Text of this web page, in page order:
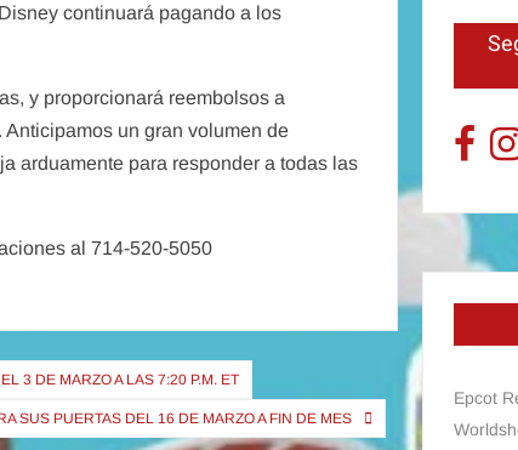
continuará pagando a los
y proporcionará reembolsos a
un gran volumen de
arduamente para responder a todas las
al 714-520-5050
3 DE MARZO A LAS 7:20 P.M. ET
SUS PUERTAS DEL 16 DE MARZO A FIN DE MES
Epcot